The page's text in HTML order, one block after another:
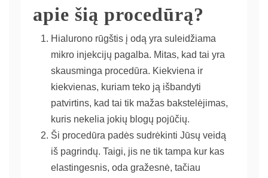
apie šią procedūrą?
Hialurono rūgštis į odą yra suleidžiama
mikro injekcijų pagalba. Mitas, kad tai yra
skausminga procedūra. Kiekviena ir
kiekvienas, kuriam teko ją išbandyti
patvirtins, kad tai tik mažas bakstelėjimas,
kuris nekelia jokių blogų pojūčių.
Ši procedūra padės sudrėkinti Jūsų veidą
iš pagrindų. Taigi, jis ne tik tampa kur kas
elastingesnis, oda gražesnė, tačiau